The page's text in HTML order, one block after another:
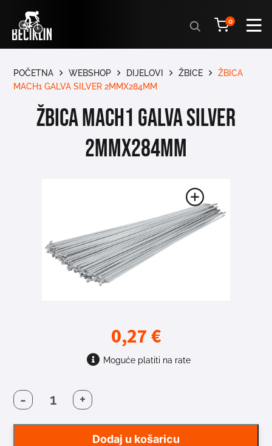
Products
search
0
POČETNA WEBSHOP DIJELOVI ŽBICE
ŽBICA
MACH1 GALVA SILVER 2MMX284MM
ŽBICA MACH1 GALVA SILVER
2MMX284MM
0,27€
Moguće platiti na rate
-
ŽBICA
GALVA
+
Dodaj u košaricu